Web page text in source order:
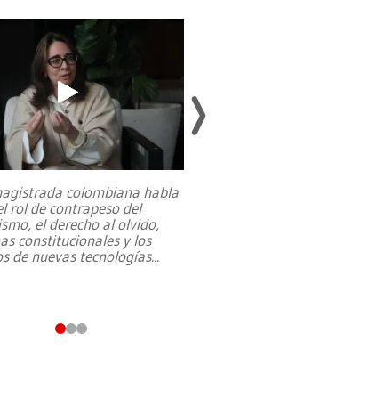
colombiana habla
rol de contrapeso del
el derecho al olvido,
constitucionales y los
de nuevas tecnologías...